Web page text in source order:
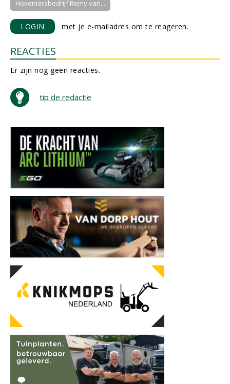
Hoveniersbedrijf Remy van...
LOGIN met je e-mailadres om te reageren.
REACTIES
Er zijn nog geen reacties.
tip de redactie